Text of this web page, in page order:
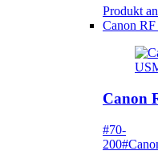
Produkt
Canon
Canon
#70-
200